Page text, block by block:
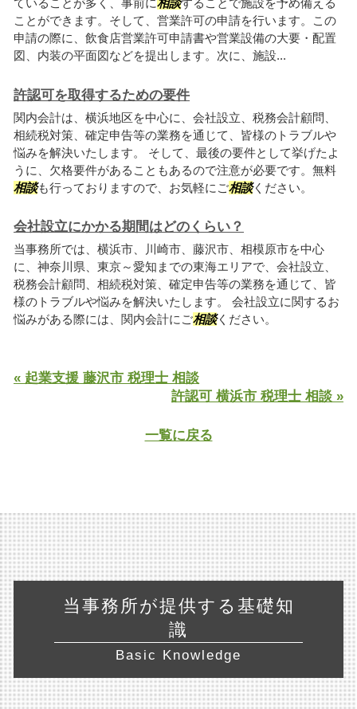
ていることが多く、事前に相談することで施設を予め備える
ことができます。そして、営業許可の申請を行います。この
申請の際に、飲食店営業許可申請書や営業設備の大要・配置
図、内装の平面図などを提出します。次に、施設...
許認可を取得するための要件
関内会計は、横浜地区を中心に、会社設立、税務会計顧問、
相続税対策、確定申告等の業務を通じて、皆様のトラブルや
悩みを解決いたします。 そして、最後の要件として挙げたよ
うに、欠格要件があることもあるので注意が必要です。無料
相談も行っておりますので、お気軽にご相談ください。
会社設立にかかる期間はどのくらい？
当事務所では、横浜市、川崎市、藤沢市、相模原市を中心
に、神奈川県、東京～愛知までの東海エリアで、会社設立、
税務会計顧問、相続税対策、確定申告等の業務を通じて、皆
様のトラブルや悩みを解決いたします。 会社設立に関するお
悩みがある際には、関内会計にご相談ください。
« 起業支援 藤沢市 税理士 相談
許認可 横浜市 税理士 相談 »
一覧に戻る
当事務所が提供する基礎知
識
Basic Knowledge